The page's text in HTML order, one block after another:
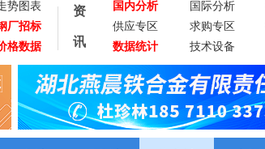
势图表
厂招标
格数据
资
讯
国内分析 国际分析
供应专区
求购专区
数据统计
技术设备